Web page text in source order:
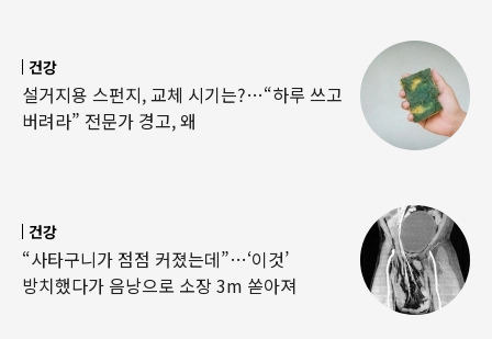
건강
설거지용 스펀지, 교체 시기는?…“하루 쓰고
버려라” 전문가 경고, 왜
건강
“사타구니가 점점 커졌는데”…‘이것’
방치했다가 음낭으로 소장 3m 쏟아져